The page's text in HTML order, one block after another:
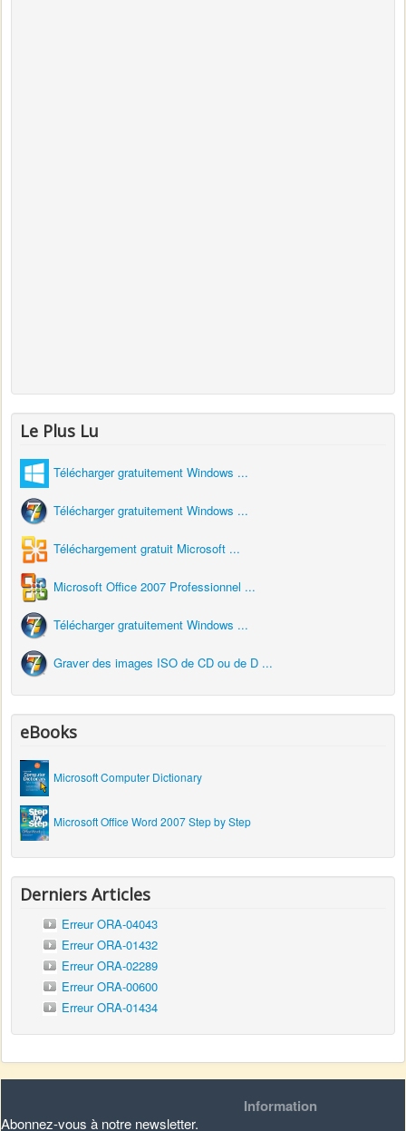
Le Plus Lu
Télécharger gratuitement Windows ...
Télécharger gratuitement Windows ...
Téléchargement gratuit Microsoft ...
Microsoft Office 2007 Professionnel ...
Télécharger gratuitement Windows ...
Graver des images ISO de CD ou de D ...
eBooks
Microsoft Computer Dictionary
Microsoft Office Word 2007 Step by Step
Derniers Articles
Erreur ORA-04043
Erreur ORA-01432
Erreur ORA-02289
Erreur ORA-00600
Erreur ORA-01434
Abonnez-vous à notre newsletter.
Information